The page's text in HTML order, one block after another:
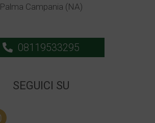
Palma Campania (NA)
08119533295
SEGUICI SU